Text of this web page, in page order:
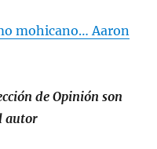
mohicano… Aaron
de Opinión son
autor